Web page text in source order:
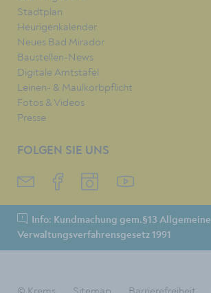
Stadtplan
Heurigenkalender
Neues Bad Mirador
Baustellen-News
Digitale Amtstafel
Leinen- & Maulkorbpflicht
Fotos & Videos
Presse
FOLGEN SIE UNS
Info: Kundmachung gem.§13 Allgemeine
Verwaltungsverfahrensgesetz 1991